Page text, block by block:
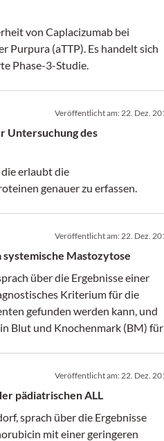
von Caplacizumab bei
(aTTP). Es handelt sich
Phase-3-Studie.
Veröffentlicht am:22. Dez.
Untersuchung des
erlaubt die
genauer zu erfassen.
Veröffentlicht am:22. Dez.
Mastozytose
über die Ergebnisse einer
Kriterium für die
gefunden werden kann, und
Blut und Knochenmark (BM) für
Veröffentlicht am:22. Dez.
pädiatrischen ALL
sprach über die Ergebnisse
mit einer geringeren